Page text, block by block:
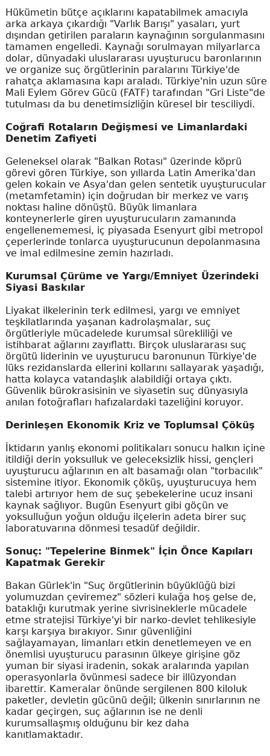
Hükümetin bütçe açıklarını kapatabilmek amacıyla
arka arkaya çıkardığı "Varlık Barışı" yasaları, yurt
dışından getirilen paraların kaynağının sorgulanmasını
tamamen engelledi. Kaynağı sorulmayan milyarlarca
dolar, dünyadaki uluslararası uyuşturucu baronlarının
ve organize suç örgütlerinin paralarını Türkiye'de
rahatça aklamasına kapı araladı. Türkiye'nin uzun süre
Mali Eylem Görev Gücü (FATF) tarafından "Gri Liste"de
tutulması da bu denetimsizliğin küresel bir tesciliydi.
Coğrafi Rotaların Değişmesi ve Limanlardaki
Denetim Zafiyeti
Geleneksel olarak "Balkan Rotası" üzerinde köprü
görevi gören Türkiye, son yıllarda Latin Amerika'dan
gelen kokain ve Asya'dan gelen sentetik uyuşturucular
(metamfetamin) için doğrudan bir merkez ve varış
noktası haline dönüştü. Büyük limanlara
konteynerlerle giren uyuşturucuların zamanında
engellenememesi, iç piyasada Esenyurt gibi metropol
çeperlerinde tonlarca uyuşturucunun depolanmasına
ve imal edilmesine zemin hazırladı.
Kurumsal Çürüme ve Yargı/Emniyet Üzerindeki
Siyasi Baskılar
Liyakat ilkelerinin terk edilmesi, yargı ve emniyet
teşkilatlarında yaşanan kadrolaşmalar, suç
örgütleriyle mücadelede kurumsal sürekliliği ve
istihbarat ağlarını zayıflattı. Birçok uluslararası suç
örgütü liderinin ve uyuşturucu baronunun Türkiye'de
lüks rezidanslarda ellerini kollarını sallayarak yaşadığı,
hatta kolayca vatandaşlık alabildiği ortaya çıktı.
Güvenlik bürokrasisinin ve siyasetin suç dünyasıyla
anılan fotoğrafları hafızalardaki tazeliğini koruyor.
Derinleşen Ekonomik Kriz ve Toplumsal Çöküş
İktidarın yanlış ekonomi politikaları sonucu halkın içine
itildiği derin yoksulluk ve geleceksizlik hissi, gençleri
uyuşturucu ağlarının en alt basamağı olan "torbacılık"
sistemine itiyor. Ekonomik çöküş, uyuşturucuya hem
talebi artırıyor hem de suç şebekelerine ucuz insani
kaynak sağlıyor. Bugün Esenyurt gibi göçün ve
yoksulluğun yoğun olduğu ilçelerin adeta birer suç
laboratuvarına dönmesi tesadüf değildir.
Sonuç: "Tepelerine Binmek" İçin Önce Kapıları
Kapatmak Gerekir
Bakan Gürlek'in "Suç örgütlerinin büyüklüğü bizi
yolumuzdan çeviremez" sözleri kulağa hoş gelse de,
bataklığı kurutmak yerine sivrisineklerle mücadele
etme stratejisi Türkiye'yi bir narko-devlet tehlikesiyle
karşı karşıya bırakıyor. Sınır güvenliğini
sağlayamayan, limanları etkin denetlemeyen ve en
önemlisi uyuşturucu parasının ülkeye girişine göz
yuman bir siyasi iradenin, sokak aralarında yapılan
operasyonlarla övünmesi sadece bir illüzyondan
ibarettir. Kameralar önünde sergilenen 800 kiloluk
paketler, devletin gücünü değil; ülkenin sınırlarının ne
kadar geçirgen, suç ağlarının ise ne denli
kurumsallaşmış olduğunu bir kez daha
kanıtlamaktadır.